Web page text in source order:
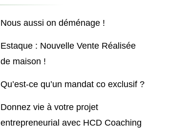
Nous aussi on déménage !
Estaque : Nouvelle Vente Réalisée
de maison !
Qu’est-ce qu’un mandat co exclusif ?
Donnez vie à votre projet
entrepreneurial avec HCD Coaching